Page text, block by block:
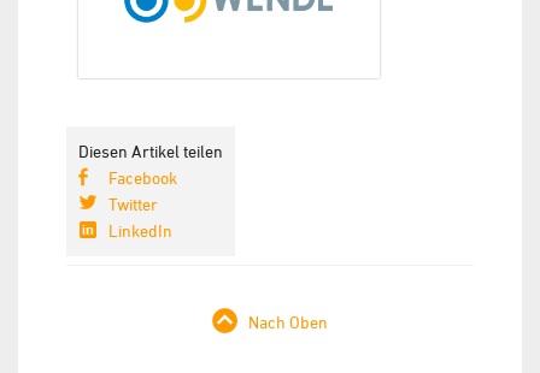
Diesen Artikel teilen
Facebook
Twitter
LinkedIn
Nach Oben